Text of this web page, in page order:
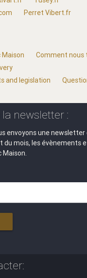
Perret Vibert.fr
Maison
Comment nous
and legislation
newsletter :
envoyons une
du mois, les évènements
Maison.